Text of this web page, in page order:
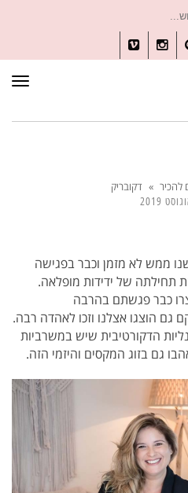
עבור:
Instagram
Vimeo
להכיר » דקובריק
ממש לא מזמן וכבר בפגישה
תחילתה של ידידות מופלאה.
כבר פגשתם בהרבה
גם הוצגו אצלנו וזכו לאהדה רבה.
הדקורטיבית שיש במשרביות
גם בזוג המקסים והיזמי הזה.